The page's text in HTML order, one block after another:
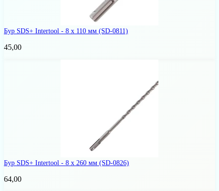
Бур SDS+ Intertool - 8 х 110 мм (SD-0811)
45,00
Бур SDS+ Intertool - 8 х 260 мм (SD-0826)
64,00